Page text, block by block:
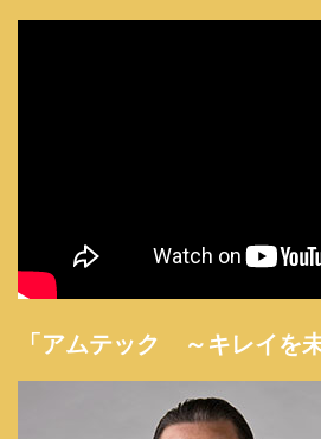
「アムテック ～キレイを